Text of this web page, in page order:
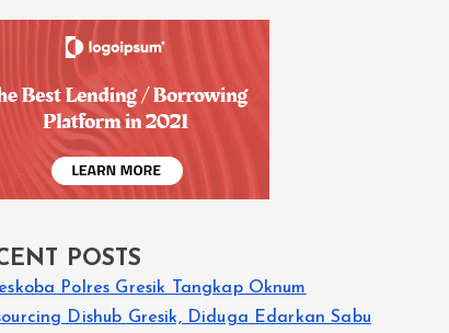
POSTS
Polres Gresik Tangkap Oknum
Dishub Gresik, Diduga Edarkan Sabu